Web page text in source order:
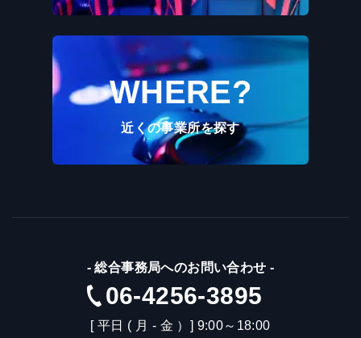
WHERE?
近くの事業所を探す
-総合事務局へのお問い合わせ -
06-4256-3895
[ 平日 ( 月 - 金 ）] 9:00～18:00